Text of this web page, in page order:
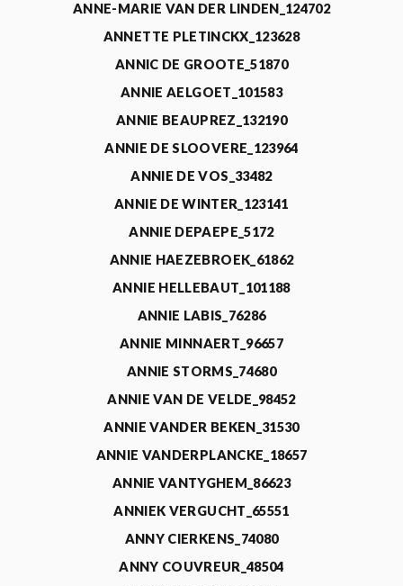
ANNE-MARIE VAN DER LINDEN_124702
ANNETTE PLETINCKX_123628
ANNIC DE GROOTE_51870
ANNIE AELGOET_101583
ANNIE BEAUPREZ_132190
ANNIE DE SLOOVERE_123964
ANNIE DE VOS_33482
ANNIE DE WINTER_123141
ANNIE DEPAEPE_5172
ANNIE HAEZEBROEK_61862
ANNIE HELLEBAUT_101188
ANNIE LABIS_76286
ANNIE MINNAERT_96657
ANNIE STORMS_74680
ANNIE VAN DE VELDE_98452
ANNIE VANDER BEKEN_31530
ANNIE VANDERPLANCKE_18657
ANNIE VANTYGHEM_86623
ANNIEK VERGUCHT_65551
ANNY CIERKENS_74080
ANNY COUVREUR_48504